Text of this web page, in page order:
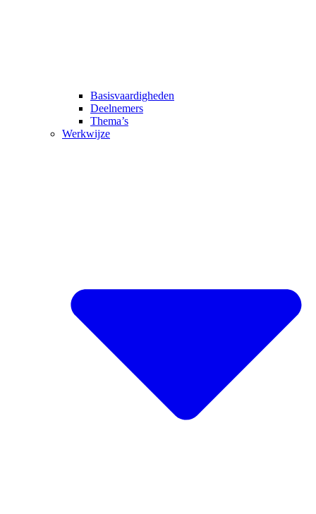
Basisvaardigheden
Deelnemers
Thema’s
Werkwijze